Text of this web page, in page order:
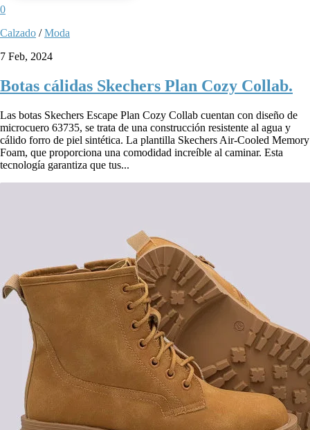
0
Calzado /Moda
7 Feb, 2024
Botas cálidas Skechers Plan Cozy Collab.
Las botas Skechers Escape Plan Cozy Collab cuentan con diseño de
microcuero 63735, se trata de una construcción resistente al agua y
cálido forro de piel sintética. La plantilla Skechers Air-Cooled Memory
Foam, que proporciona una comodidad increíble al caminar. Esta
tecnología garantiza que tus...